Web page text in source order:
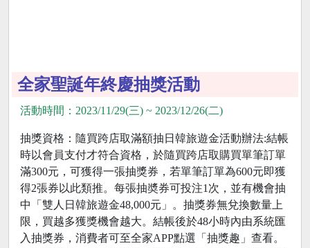
全家聖誕年終慶抽獎活動
活動時間：2023/11/29(三) ~ 2023/12/26(二)
抽獎資格：隨買跨店取滿額抽日韓旅遊金活動辦法:結帳
時以會員支付才符合資格，於隨買跨店取購買單筆訂單
滿300元，可獲得一張抽獎券，若單筆訂單為600元即獲
得2張券以此類推。每張抽奬券可投注1次，並有機會抽
中「雙人日韓旅遊金48,000元」。抽獎券無兌換數量上
限，買越多獲獎機會越大。結帳後於48小時內由系統匯
入抽獎券，消費者可至全家APP點選「抽獎趣」查看。